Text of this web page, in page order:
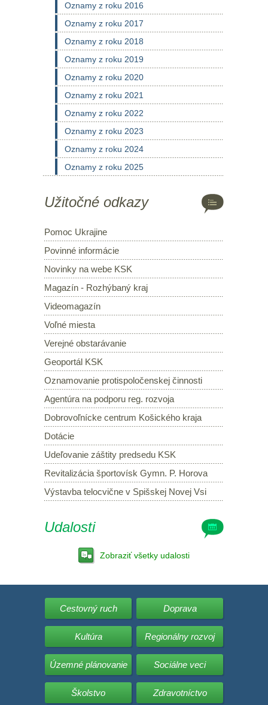
Oznamy z roku 2016
Oznamy z roku 2017
Oznamy z roku 2018
Oznamy z roku 2019
Oznamy z roku 2020
Oznamy z roku 2021
Oznamy z roku 2022
Oznamy z roku 2023
Oznamy z roku 2024
Oznamy z roku 2025
Užitočné odkazy
Pomoc Ukrajine
Povinné informácie
Novinky na webe KSK
Magazín - Rozhýbaný kraj
Videomagazín
Voľné miesta
Verejné obstarávanie
Geoportál KSK
Oznamovanie protispoločenskej činnosti
Agentúra na podporu reg. rozvoja
Dobrovoľnícke centrum Košického kraja
Dotácie
Udeľovanie záštity predsedu KSK
Revitalizácia športovísk Gymn. P. Horova
Výstavba telocvične v Spišskej Novej Vsi
Udalosti
Zobraziť všetky udalosti
Cestovný ruch Doprava
Kultúra Regionálny rozvoj
Územné plánovanie Sociálne veci
Školstvo Zdravotníctvo